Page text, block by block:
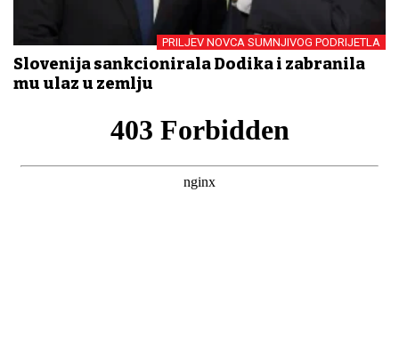
PRILJEV NOVCA SUMNJIVOG PODRIJETLA
Slovenija sankcionirala Dodika i zabranila
mu ulaz u zemlju